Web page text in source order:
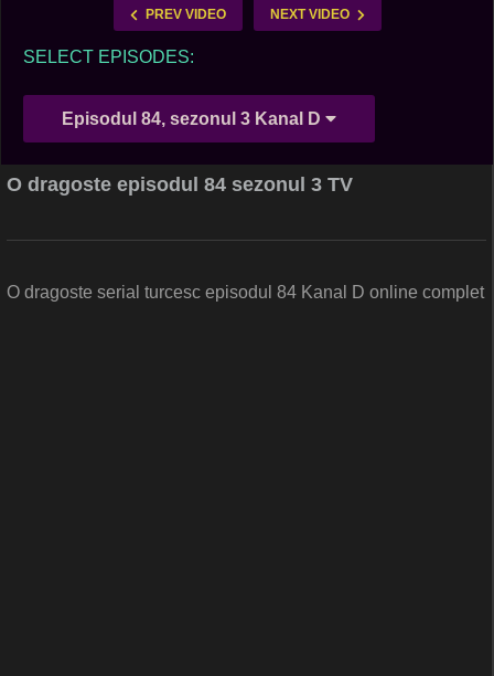
PREV VIDEO NEXT VIDEO
SELECT EPISODES:
Episodul 84, sezonul 3 Kanal D
O dragoste episodul 84 sezonul 3 TV
O dragoste serial turcesc episodul 84 Kanal D online complet